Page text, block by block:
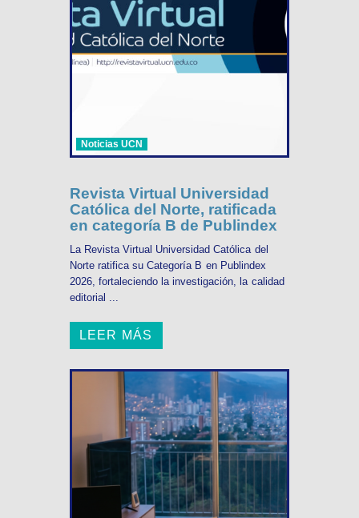
Noticias UCN
Revista Virtual Universidad
Católica del Norte, ratificada
en categoría B de Publindex
La Revista Virtual Universidad Católica del
Norte ratifica su Categoría B en Publindex
2026, fortaleciendo la investigación, la calidad
editorial ...
LEER MÁS